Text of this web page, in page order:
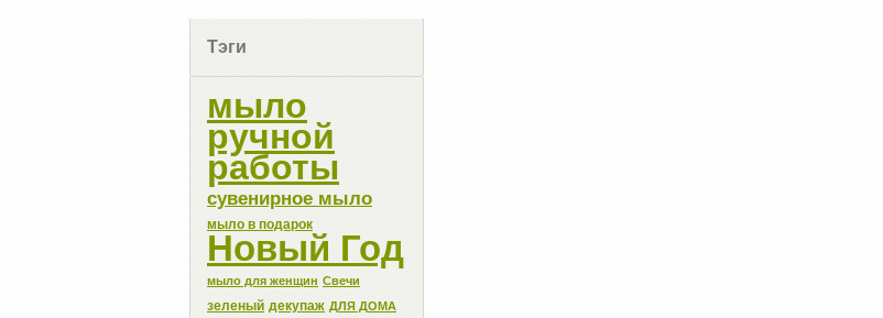
Тэги
мыло
ручной
работы
сувенирное мыло
мыло в подарок
Новый Год
мыло для женщин Свечи
зеленый декупаж ДЛЯ ДОМА